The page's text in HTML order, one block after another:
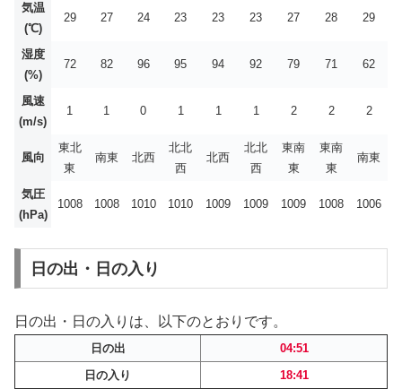
気温
(℃)
29 27 24 23 23 23 27 28 29
湿度
(%)
72 82 96 95 94 92 79 71 62
風速
(m/s)
1 1 0 1 1 1 2 2 2
風向
東北
東
南東 北西
北北
西
北西
北北
西
東南
東
東南
東
南東
気圧
(hPa)
1008 1008 1010 1010 1009 1009 1009 1008 1006
日の出・日の入り
日の出・日の入りは、以下のとおりです。
日の出
04:51
日の入り
18:41